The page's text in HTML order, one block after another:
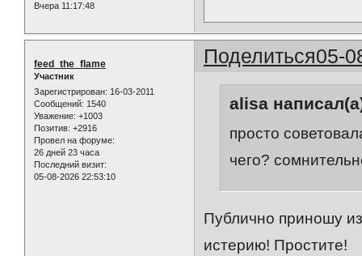
Вчера 11:17:48
Поделиться05-
feed_the_flame
Участник
Зарегистрирован: 16-03-2011
Сообщений: 1540
Уважение: +1003
Позитив: +2916
Провел на форуме:
26 дней 23 часа
Последний визит:
05-08-2026 22:53:10
alisa
просто
чего?
Публично приношу
истерию! Простите!